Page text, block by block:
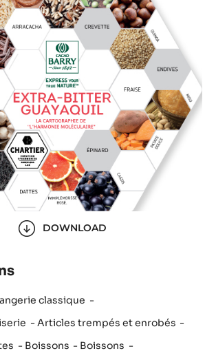
DOWNLOAD
classique
Articles trempés et enrobés
Boissons
Boissons